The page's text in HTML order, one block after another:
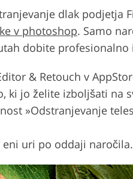
dlak podjetja
v photoshop. Samo
dobite
& Retouch v
ki jo želite izboljšati na
»Odstranjevanje
uri po oddaji naročila.